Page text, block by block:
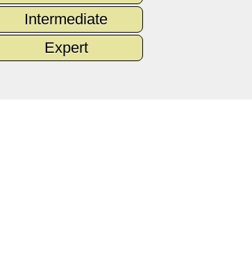
Intermediate
Expert